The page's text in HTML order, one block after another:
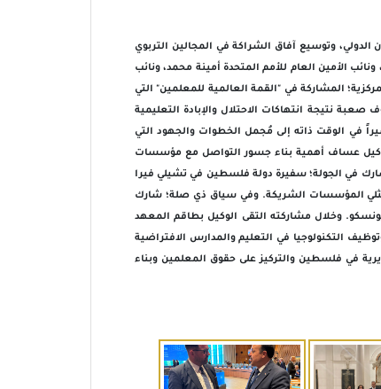
الدولي، وتوسيع آفاق الشراكة في المجالين التربوي
الأمين العام للأمم المتحدة أمينة محمد، ونائب
المشاركة في "القمة العالمية للمعلمين" التي
نتيجة انتهاكات الاحتلال والإبادة التعليمية
في الوقت ذاته إلى مُجمل الخطوات والجهود التي
الوكيل عساف أهمية بناء جسور التواصل مع مؤسسات
في الجولة؛ سفيرة دولة فلسطين في تشيلي فيرا
ممثلي المؤسسات الشريكة. وفي سياق ذي صلة؛ شارك
وخلال مشاركته التقى الوكيل بطاقم المعهد
التكنولوجيا في التعليم والمدارس الافتراضية
في فلسطين والتركيز على حقوق المعلمين وبناء